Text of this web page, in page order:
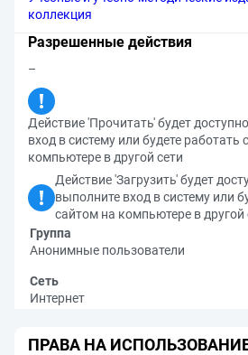
коллекция
Разрешенные действия
–
Действие 'Прочитать' будет
вход в систему или будете работать
компьютере в другой сети
Действие 'Загрузить' будет
выполните вход в систему или
сайтом на компьютере в другой
Группа
Анонимные пользователи
Сеть
Интернет
ПРАВА НА